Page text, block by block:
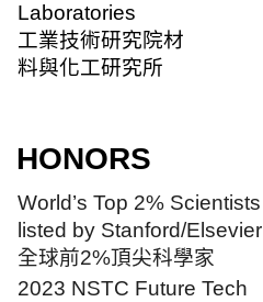
Laboratories
工業技術研究院材
料與化工研究所
HONORS
World’s Top 2% Scientists
listed by Stanford/Elsevier
全球前2%頂尖科學家
2023 NSTC Future Tech